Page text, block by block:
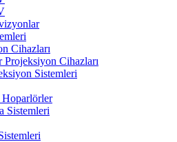
Cihazları
Projeksiyon Cihazları
Sistemleri
Sistemleri